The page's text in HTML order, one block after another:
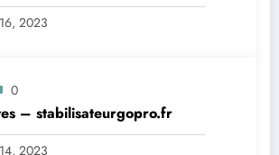
2023
0
– stabilisateurgopro.fr
2023